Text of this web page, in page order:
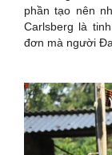
phần tạo nên
Carlsberg là
đơn mà người